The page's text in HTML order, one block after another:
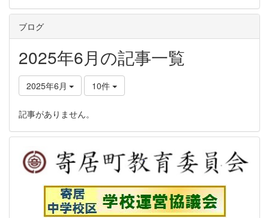
ブログ
2025年6月の記事一覧
2025年6月 10件
記事がありません。